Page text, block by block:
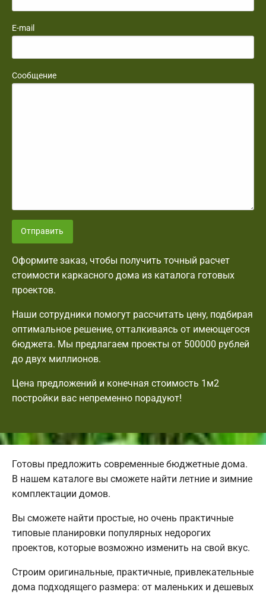
E-mail
Сообщение
Отправить
Оформите заказ, чтобы получить точный расчет
стоимости каркасного дома из каталога готовых
проектов.
Наши сотрудники помогут рассчитать цену, подбирая
оптимальное решение, отталкиваясь от имеющегося
бюджета. Мы предлагаем проекты от 500000 рублей
до двух миллионов.
Цена предложений и конечная стоимость 1м2
постройки вас непременно порадуют!
Готовы предложить современные бюджетные дома.
В нашем каталоге вы сможете найти летние и зимние
комплектации домов.
Вы сможете найти простые, но очень практичные
типовые планировки популярных недорогих
проектов, которые возможно изменить на свой вкус.
Строим оригинальные, практичные, привлекательные
дома подходящего размера: от маленьких и дешевых